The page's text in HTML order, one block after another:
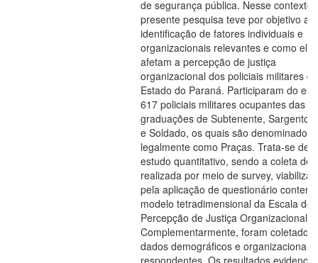
de segurança pública. Nesse contexto,
presente pesquisa teve por objetivo a
identificação de fatores individuais e
organizacionais relevantes e como eles
afetam a percepção de justiça
organizacional dos policiais militares do
Estado do Paraná. Participaram do
617 policiais militares ocupantes das
graduações de Subtenente, Sargento,
e Soldado, os quais são denominados
legalmente como Praças. Trata-se de
estudo quantitativo, sendo a coleta de
realizada por meio de survey,
pela aplicação de questionário
modelo tetradimensional da Escala de
Percepção de Justiça Organizacional.
Complementarmente, foram coletados
dados demográficos e organizacionais
respondentes. Os resultados